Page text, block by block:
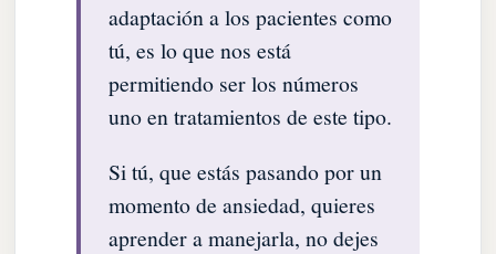
adaptación a los pacientes como
tú, es lo que nos está
permitiendo ser los números
uno en tratamientos de este tipo.
Si tú, que estás pasando por un
momento de ansiedad, quieres
aprender a manejarla, no dejes